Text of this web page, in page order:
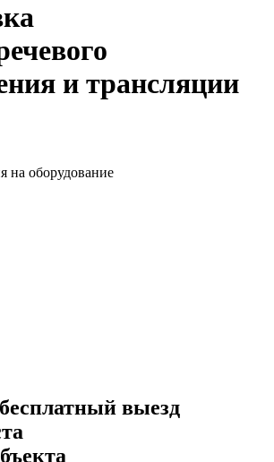
и трансляции
на оборудование
выезд